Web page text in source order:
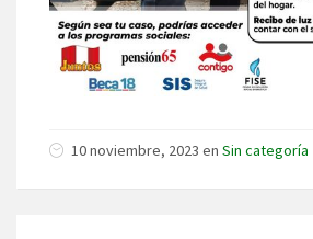
10 noviembre, 2023 en Sin categoría